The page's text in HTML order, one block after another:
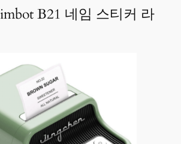
B21 네임 스티커 라